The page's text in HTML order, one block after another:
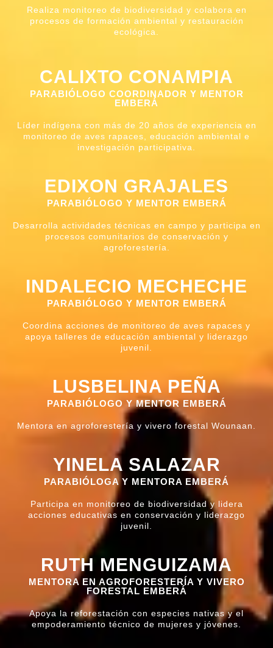
Realiza monitoreo de biodiversidad y colabora en
procesos de formación ambiental y restauración
ecológica.
CALIXTO CONAMPIA
PARABIÓLOGO COORDINADOR Y MENTOR
EMBERÁ
Líder indígena con más de 20 años de experiencia en
monitoreo de aves rapaces, educación ambiental e
investigación participativa.
EDIXON GRAJALES
PARABIÓLOGO Y MENTOR EMBERÁ
Desarrolla actividades técnicas en campo y participa en
procesos comunitarios de conservación y
agroforestería.
INDALECIO MECHECHE
PARABIÓLOGO Y MENTOR EMBERÁ
Coordina acciones de monitoreo de aves rapaces y
apoya talleres de educación ambiental y liderazgo
juvenil.
LUSBELINA PEÑA
PARABIÓLOGO Y MENTOR EMBERÁ
Mentora en agroforestería y vivero forestal Wounaan.
YINELA SALAZAR
PARABIÓLOGA Y MENTORA EMBERÁ
Participa en monitoreo de biodiversidad y lidera
acciones educativas en conservación y liderazgo
juvenil.
RUTH MENGUIZAMA
MENTORA EN AGROFORESTERÍA Y VIVERO
FORESTAL EMBERÁ
Apoya la reforestación con especies nativas y el
empoderamiento técnico de mujeres y jóvenes.